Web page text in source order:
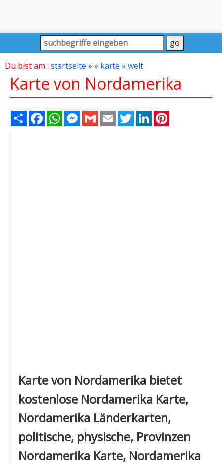
Du bist am : startseite » » karte » welt
Karte von Nordamerika
Share FacebookWhatsAppMessenger
Gmail Email TwitterLinkedIn
Karte von Nordamerika bietet
kostenlose Nordamerika Karte,
Nordamerika Länderkarten,
politische, physische, Provinzen
Nordamerika Karte, Nordamerika